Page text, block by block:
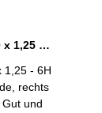
Gewinde-Grenzlehrdorn M 10 x 1,25 - 6H DIN 13
1,25 - 6H
rechts
und